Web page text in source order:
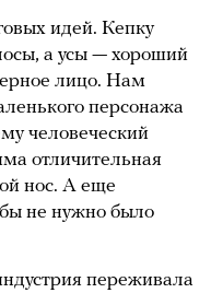
идей. Кепку
а усы — хороший
лицо. Нам
персонажа
человеческий
отличительная
нос. А еще
не нужно было
переживала